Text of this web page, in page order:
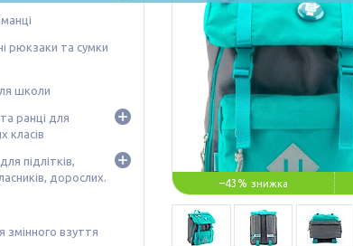
–43%
рюкзаки та сумки
школи
ранці для
класів
підлітків,
дорослих.
змінного взуття